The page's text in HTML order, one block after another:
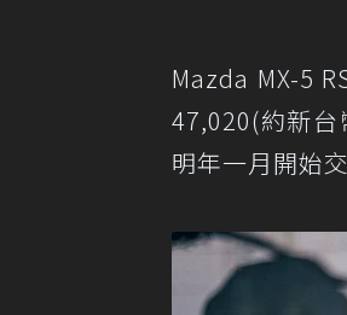
Mazda MX-5
47,020(約新
明年一月開始